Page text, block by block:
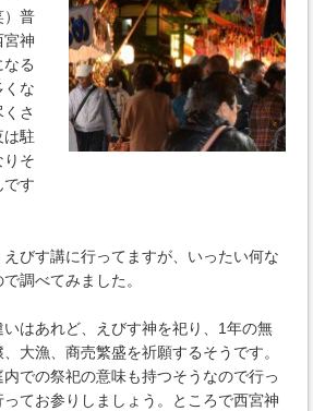
）普
宮神
る
くな
さ
は駐
りそ
です
びす講に行ってますが、いったい何な
調べてみました。
はあれど、えびす神を祀り、1年の無
大漁、商売繁盛を祈願するそうです。
での祭祀の意味も持つそうなので行っ
てお参りしましょう。ところで西宮神